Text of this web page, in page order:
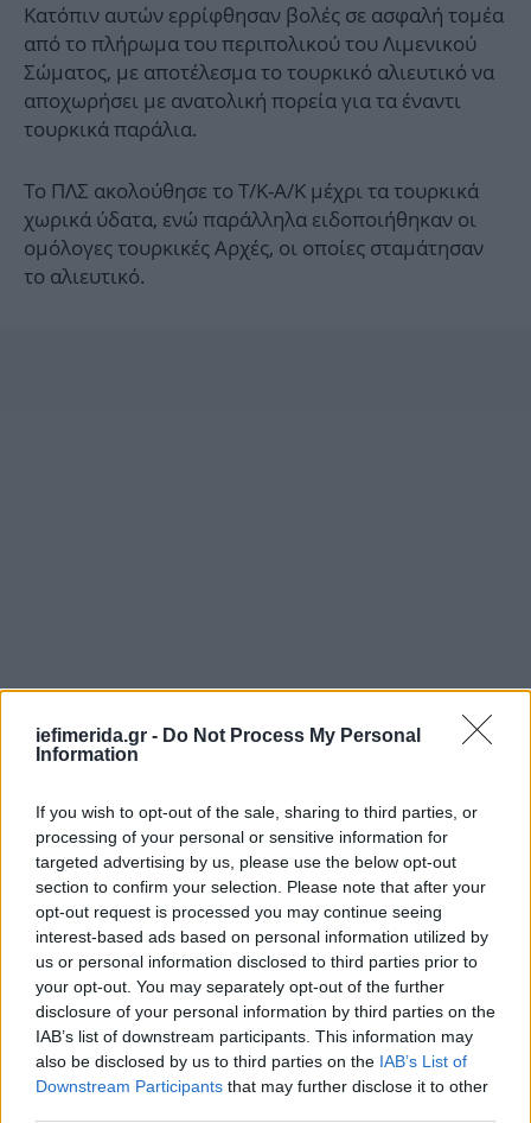
iefimerida.gr - Do Not Process My Personal
Information
If you wish to opt-out of the sale, sharing to third parties, or
processing of your personal or sensitive information for
targeted advertising by us, please use the below opt-out
section to confirm your selection. Please note that after your
opt-out request is processed you may continue seeing
interest-based ads based on personal information utilized by
us or personal information disclosed to third parties prior to
your opt-out. You may separately opt-out of the further
disclosure of your personal information by third parties on the
IAB’s list of downstream participants. This information may
also be disclosed by us to third parties on the IAB’s List of
Downstream Participants that may further disclose it to other
Κατόπιν αυτών ερρίφθησαν βολές σε ασφαλή τομέα
από το πλήρωμα του περιπολικού του Λιμενικού
Σώματος, με αποτέλεσμα το τουρκικό αλιευτικό να
αποχωρήσει με ανατολική πορεία για τα έναντι
τουρκικά παράλια.
Το ΠΛΣ ακολούθησε το Τ/Κ-Α/Κ μέχρι τα τουρκικά
χωρικά ύδατα, ενώ παράλληλα ειδοποιήθηκαν οι
ομόλογες τουρκικές Αρχές, οι οποίες σταμάτησαν
το αλιευτικό.